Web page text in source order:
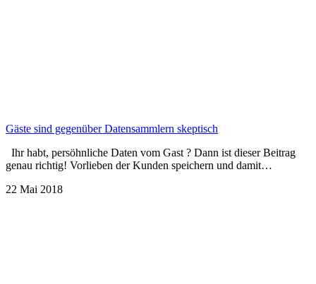
Gäste sind gegenüber Datensammlern skeptisch
Ihr habt, persöhnliche Daten vom Gast ? Dann ist dieser Beitrag
genau richtig! Vorlieben der Kunden speichern und damit…
22 Mai 2018